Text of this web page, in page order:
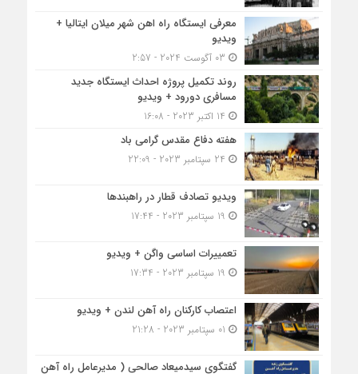
معرفی ایستگاه راه اهن شهر میلان ایتالیا +
ویدیو
روند تکمیل پروژه احداث ایستگاه جدید
مسافری دورود + ویدیو
هفته دفاع مقدس گرامی باد
ویدیو تصادف قطار در راهبندها
تعمییرات اساسی واگن + ویدیو
اعتصاب کارکنان راه آهن لندن + ویدیو
گفتگوی سیدمیعاد صالحی ( مدیرعامل راه آهن